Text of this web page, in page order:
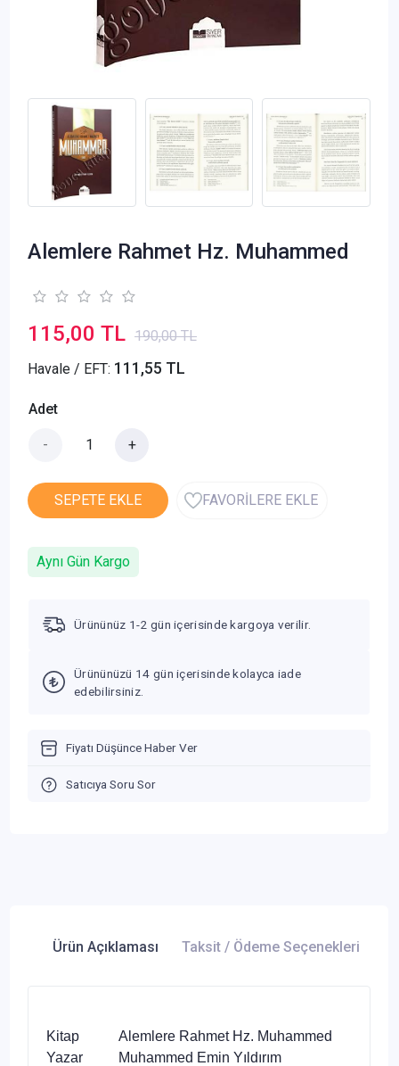
Alemlere Rahmet Hz. Muhammed
115,00 TL 190,00 TL
Havale / EFT: 111,55 TL
Adet
- +
SEPETE EKLE FAVORİLERE EKLE
Aynı Gün Kargo
Ürününüz 1-2 gün içerisinde kargoya verilir.
Ürününüzü 14 gün içerisinde kolayca iade
edebilirsiniz.
Fiyatı Düşünce Haber Ver
Satıcıya Soru Sor
Ürün Açıklaması Taksit / Ödeme Seçenekleri
Kitap Alemlere Rahmet Hz. Muhammed
Yazar Muhammed Emin Yıldırım